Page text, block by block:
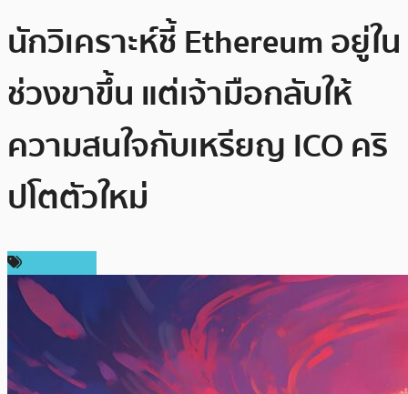
นักวิเคราะห์ชี้ Ethereum อยู่ใน
ช่วงขาขึ้น แต่เจ้ามือกลับให้
ความสนใจกับเหรียญ ICO คริ
ปโตตัวใหม่